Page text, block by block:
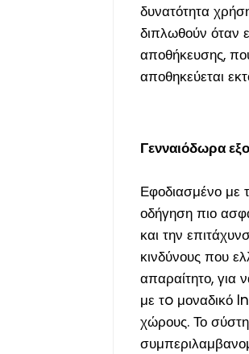
δυνατότητα
διπλωθούν όταν
αποθήκευσης,
αποθηκεύεται
Γενναιόδωρα
Εφοδιασμένο με
οδήγηση πιο
και την
κινδύνους που
απαραίτητο, για
με τo μοναδικό
χώρους. Το